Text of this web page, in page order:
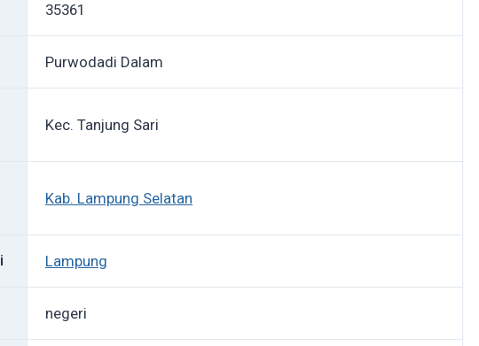
35361
Purwodadi Dalam
Kec. Tanjung Sari
Kab. Lampung Selatan
Lampung
negeri